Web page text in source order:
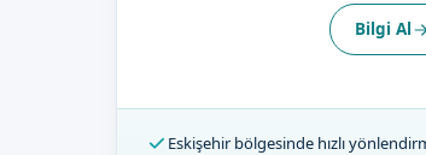
Bilgi Al
Eskişehir bölgesinde hızlı